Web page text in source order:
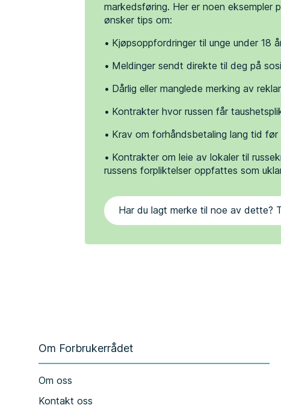
markedsføring. Her er noen eksempler
ønsker tips om:
Kjøpsoppfordringer til unge under 18
Meldinger sendt direkte til deg på
Dårlig eller manglede merking av
Kontrakter hvor russen får
Krav om forhåndsbetaling lang tid
Kontrakter om leie av lokaler til
russens forpliktelser oppfattes som
Har du lagt merke til noe av dette?
Om Forbrukerrådet
Om oss
Kontakt oss